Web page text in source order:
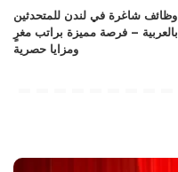
وظائف شاغرة في لندن للمتحدثين
بالعربية – فرصة مميزة براتب مغرٍ
ومزايا حصرية